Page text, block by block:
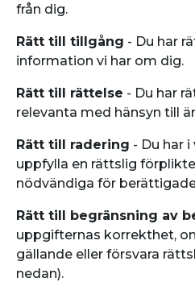
från dig.
Rätt till tillgång - Du har
information vi har om dig.
Rätt till rättelse - Du har
relevanta med hänsyn till
Rätt till radering - Du har
uppfylla en rättslig
nödvändiga för
Rätt till begränsning av
uppgifternas korrekthet,
gällande eller försvara
nedan).